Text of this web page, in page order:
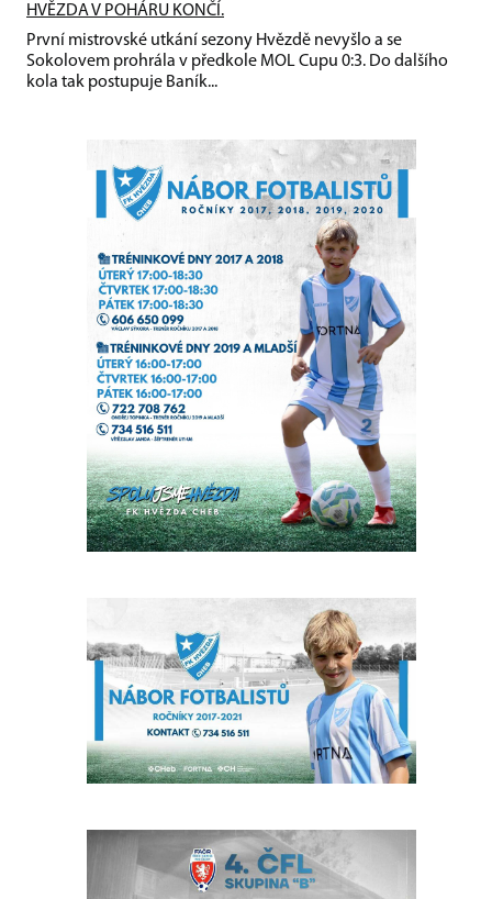
HVĚZDA V POHÁRU KONČÍ.
První mistrovské utkání sezony Hvězdě nevyšlo a se
Sokolovem prohrála v předkole MOL Cupu 0:3. Do dalšího
kola tak postupuje Baník...